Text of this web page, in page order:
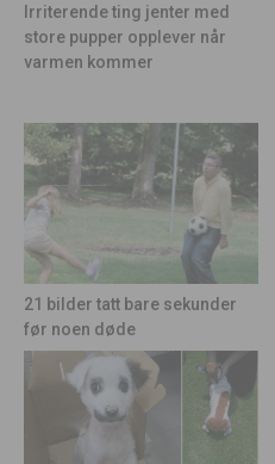
Irriterende ting jenter med
store pupper opplever når
varmen kommer
21 bilder tatt bare sekunder
før noen døde